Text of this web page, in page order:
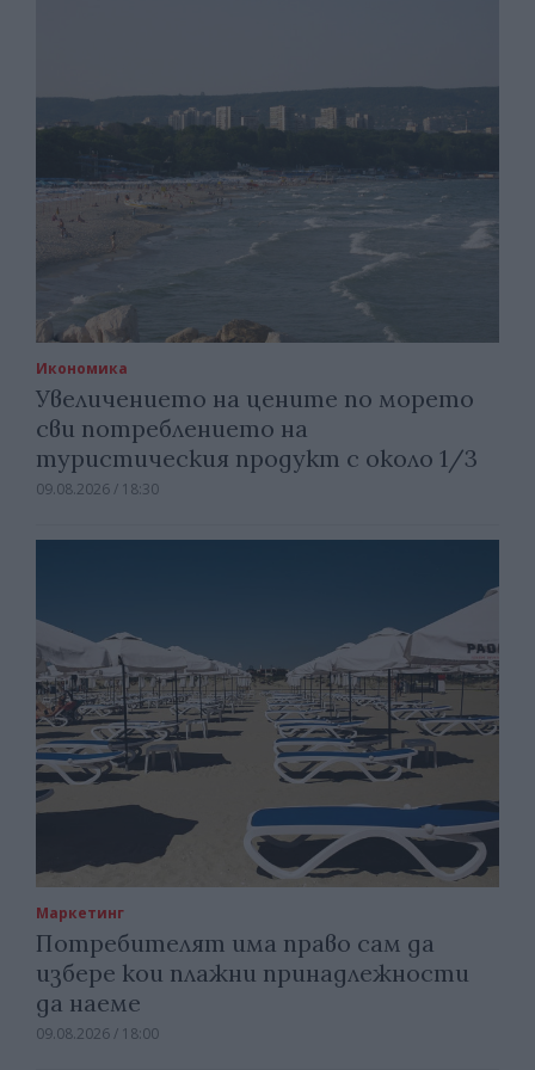
Икономика
Увеличението на цените по морето
сви потреблението на
туристическия продукт с около 1/3
09.08.2026 / 18:30
Маркетинг
Потребителят има право сам да
избере кои плажни принадлежности
да наеме
09.08.2026 / 18:00